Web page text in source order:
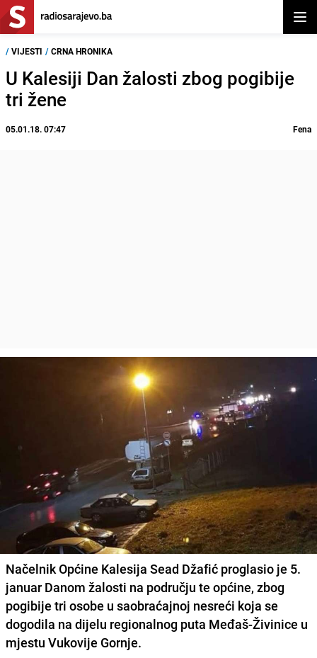
/ VIJESTI / CRNA HRONIKA
U Kalesiji Dan žalosti zbog pogibije
tri žene
05.01.18. 07:47 Fena
Načelnik Općine Kalesija Sead Džafić proglasio je 5.
januar Danom žalosti na području te općine, zbog
pogibije tri osobe u saobraćajnoj nesreći koja se
dogodila na dijelu regionalnog puta Međaš-Živinice u
mjestu Vukovije Gornje.